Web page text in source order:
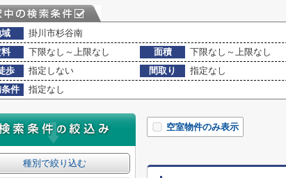
掛川市杉谷南
下限なし～上限なし 面積 下限なし～上限なし
歩
指定しない 間取り
指定なし
件
指定なし
空室物件のみ表示
種別で絞り込む